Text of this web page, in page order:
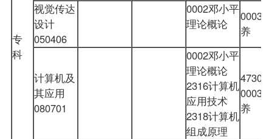
专
科
视觉传达
设计
050406
0002邓小平
理论概论
0003
养
计算机及
其应用
080701
0002邓小平
理论概论
2316计算机
应用技术
2318计算机
组成原理
4730
0003
养